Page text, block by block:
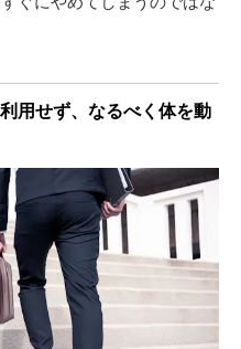
用せず、なるべく体を動